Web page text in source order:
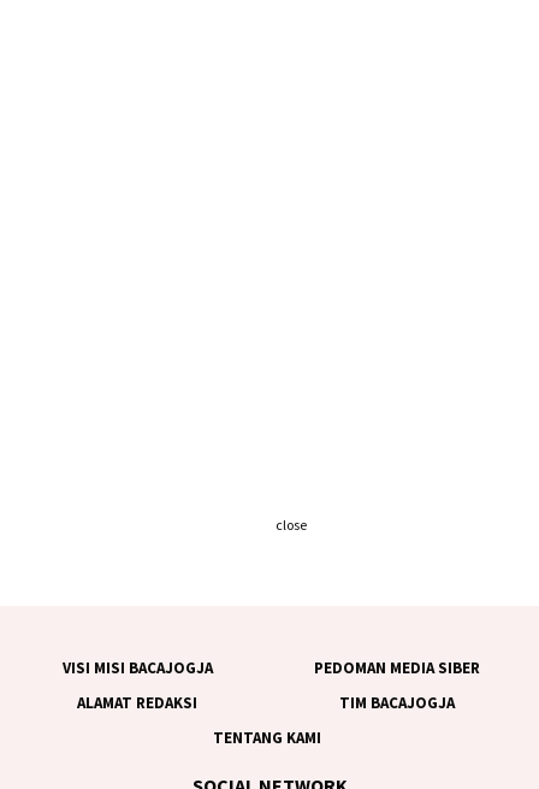
VISI MISI BACAJOGJA
PEDOMAN MEDIA SIBER
ALAMAT REDAKSI
TIM BACAJOGJA
TENTANG KAMI
close